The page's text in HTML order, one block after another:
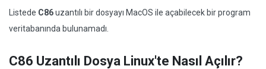
Listede C86uzantılı bir dosyayı MacOS ile açabilecek bir program
veritabanında bulunamadı.
C86 Uzantılı Dosya Linux'te Nasıl Açılır?